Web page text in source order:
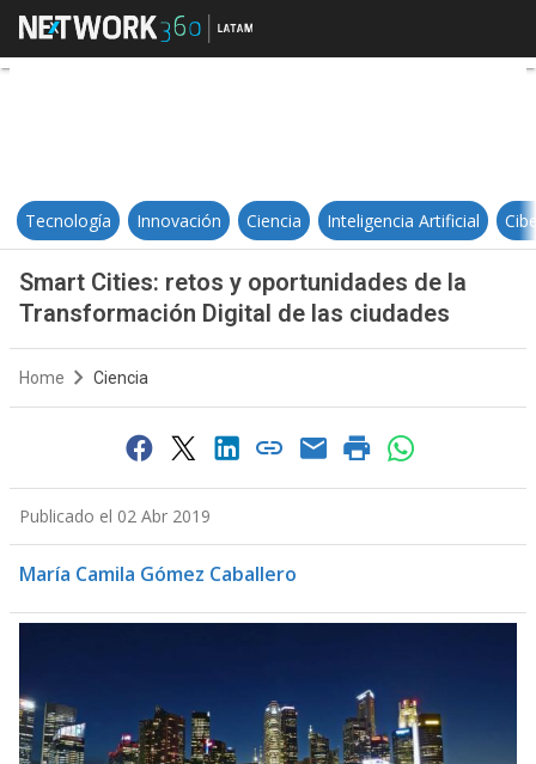
Smart Cities: retos y
Tecnología Innovación Ciencia Inteligencia Artificial
Smart Cities: retos y oportunidades de la
Transformación Digital de las ciudades
Home Ciencia
Publicado el 02 Abr 2019
María Camila Gómez Caballero